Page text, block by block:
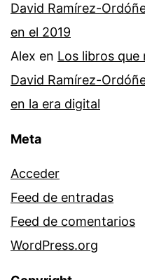
David Ramírez-
en el 2019
Alex en Los libros que
David Ramírez-
en la era digital
Meta
Acceder
Feed de entradas
Feed de comentarios
WordPress.org